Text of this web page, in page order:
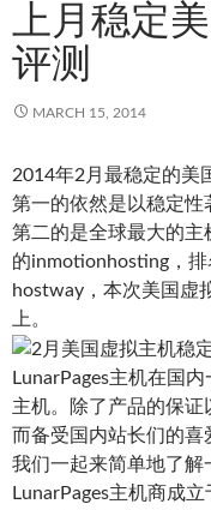
上月稳定
评测
MARCH 15, 2014
2014年2月最稳定的美
第一的依然是以稳定性
第二的是全球最大的主
的inmotionhosting，
hostway，本次美国虚
上。
LunarPages主机在国
主机。除了产品的保证
而备受国内站长们的
我们一起来简单地了解
LunarPages主机商成